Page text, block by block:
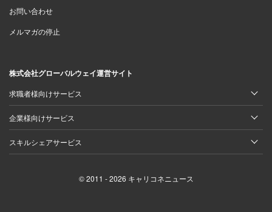
お問い合わせ
メルマガの停止
株式会社グローバルウェイ運営サイト
求職者様向けサービス
企業様向けサービス
スキルシェアサービス
© 2011 - 2026 キャリコネニュース